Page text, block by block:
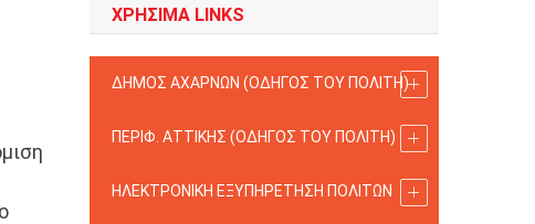
ΧΡΗΣΙΜΑ LINKS
ΔΗΜΟΣ ΑΧΑΡΝΩΝ (ΟΔΗΓΟΣ TOY ΠΟΛΙΤΗ)
ΠΕΡΙΦ. ΑΤΤΙΚΗΣ (ΟΔΗΓΟΣ TOY ΠΟΛΙΤΗ)
ΗΛΕΚΤΡΟΝΙΚΗ ΕΞΥΠΗΡΕΤΗΣΗ ΠΟΛΙΤΩΝ